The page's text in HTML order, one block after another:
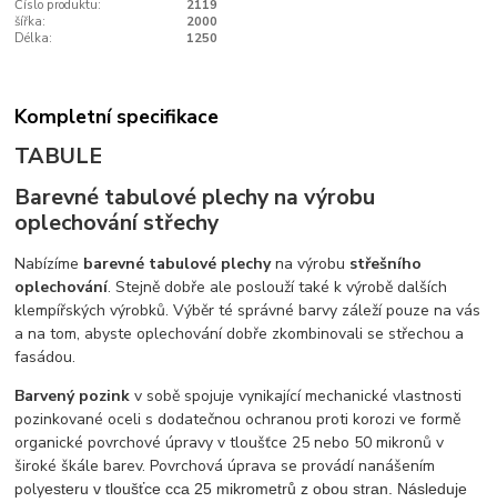
Číslo produktu:
2119
šířka:
2000
Délka:
1250
Kompletní specifikace
TABULE
Barevné tabulové plechy na výrobu
oplechování střechy
Nabízíme barevné tabulové plechyna výrobu střešního
oplechování. Stejně dobře ale poslouží také k výrobě dalších
klempířských výrobků. Výběr té správné barvy záleží pouze na vás
a na tom, abyste oplechování dobře zkombinovali se střechou a
fasádou.
Barvený pozink v sobě spojuje vynikající mechanické vlastnosti
pozinkované oceli s dodatečnou ochranou proti korozi ve formě
organické povrchové úpravy v tloušťce 25 nebo 50 mikronů v
široké škále barev. Povrchová úprava se provádí nanášením
polyesteru v tloušťce cca 25 mikrometrů z obou stran. Následuje